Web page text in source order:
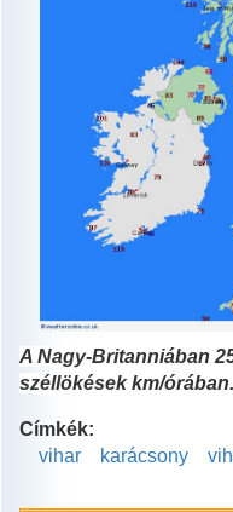
A Nagy-Britanniában
széllökések km/
Címkék:
vihar
karácsony